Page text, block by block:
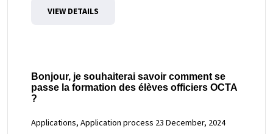
VIEW DETAILS
Bonjour, je souhaiterai savoir comment se
passe la formation des élèves officiers OCTA
?
Applications, Application process 23 December, 2024